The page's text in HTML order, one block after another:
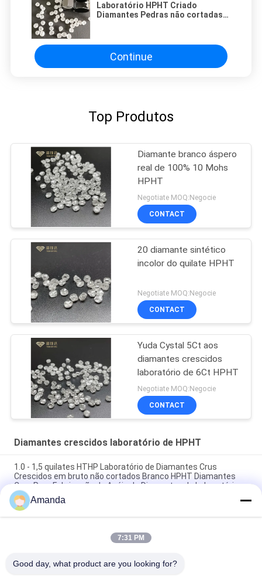
Laboratório HPHT Criado
Diamantes Pedras não cortadas
Continue
Top Produtos
Diamante branco áspero
real de 100% 10 Mohs
HPHT
Negotiate MOQ:Negocie
CONTACT
20 diamante sintético
incolor do quilate HPHT
Negotiate MOQ:Negocie
CONTACT
Yuda Cystal 5Ct aos
diamantes crescidos
laboratório de 6Ct HPHT
Negotiate MOQ:Negocie
CONTACT
Diamantes crescidos laboratório de HPHT
1.0 - 1,5 quilates HTHP Laboratório de Diamantes Crus
Crescidos em bruto não cortados Branco HPHT Diamantes
Crus Para Fabricação de Anéis de Diamantes de Laboratório
100% Real e Dureza 10 Mohs 1 quilate HPHT Laboratório feito
em bruto bruto branco laboratório diamante
5.0 - 6.0 quilates D E F Cor VS Claridade HPHT Diamante
Amanda
7:31 PM
Good day, what product are you looking for?